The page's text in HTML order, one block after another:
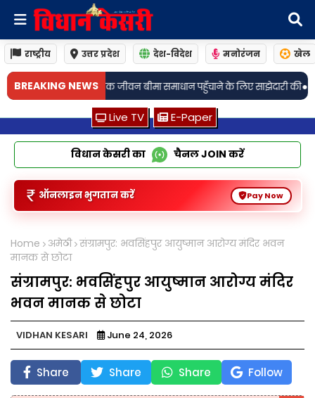
राष्ट्रीय उत्तर प्रदेश देश-विदेश मनोरंजन खेल
BREAKING NEWS
बीमा समाधान पहुँचाने के लिए साझेदारी की• जामो: अगली तारीख 19 अगस्त!
Live TV E-Paper
विधान केसरी का चैनलJOIN करें
ऑनलाइन भुगतान करें Pay Now
Home अमेठी संग्रामपुर: भवसिंहपुर आयुष्मान आरोग्य मंदिर भवन
मानक से छोटा
संग्रामपुर: भवसिंहपुर आयुष्मान आरोग्य मंदिर
भवन मानक से छोटा
VIDHAN KESARI June 24, 2026
Share Share Share Follow